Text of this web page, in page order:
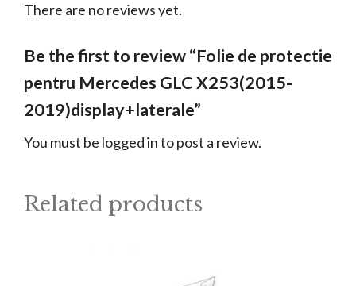
There are no reviews yet.
Be the first to review “Folie de protectie
pentru Mercedes GLC X253(2015-
2019)display+laterale”
You must be logged into post a review.
Related products